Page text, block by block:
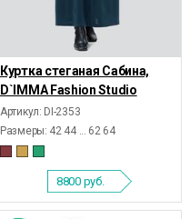
Куртка стеганая Сабина,
D`IMMA Fashion Studio
Артикул: DI-2353
Размеры: 42 44 ... 62 64
8800 руб.